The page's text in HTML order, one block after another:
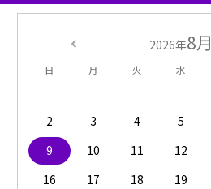
2026年8月
日 月 火 水
2
3 4 5
9
10 11 12
16
17 18 19